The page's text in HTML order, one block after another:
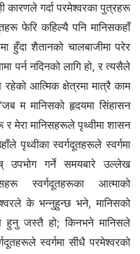
कारणले गर्दा परमेश्‍वरका पुत्रहरू
फेरि कहिल्यै पनि मानिसकहाँ
हुँदा शैतानको चालबाजीमा परेर
पर्न नदिनको लागि हो, र त्यसैले
आत्मिक क्षेत्रमा मात्रै काम
म मानिसको हृदयमा सिंहासन
मेरा मानिसहरूले पृथ्वीमा शासन
पृथ्वीका स्वर्गदूतहरूले स्वर्गमा
उपभोग गर्ने समयबारे उल्लेख
स्वर्गदूतहरूका आत्माको
के भन्नुहुन्छ भने, मानिसको
हुनु जस्तै हो; किनभने मानिसले
स्वर्गमा सीधै परमेश्‍वरको